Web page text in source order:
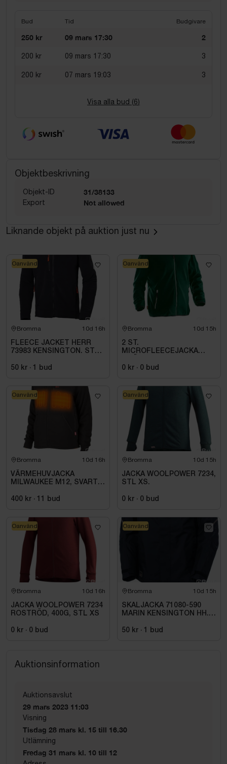
Bud Tid Budgivare
250 kr 09 mars 17:30 2
200 kr 09 mars 17:30 3
200 kr 07 mars 19:03 3
Visa alla bud (6)
Objektbeskrivning
Objekt-ID 31/38133
Export Not allowed
Liknande objekt på auktion just nu
Bromma 10d 16h
FLEECE JACKET HERR
73983 KENSINGTON. STL
50 kr · 1 bud
Oanvänd
Bromma 10d 15h
2 ST.
MICROFLEECEJACKA
WORKWEAR. STL M
0 kr · 0 bud
Oanvänd
Bromma 10d 16h
VÄRMEHUVJACKA
MILWAUKEE M12, SVART
400 kr · 11 bud
Oanvänd
Bromma 10d 15h
JACKA WOOLPOWER 7234,
STL XS.
0 kr · 0 bud
Oanvänd
Bromma 10d 16h
JACKA WOOLPOWER 7234
ROSTRÖD, 400G, STL XS
0 kr · 0 bud
Oanvänd
Bromma 10d 15h
SKALJACKA 71080-590
MARIN KENSINGTON HH.
50 kr · 1 bud
Oanvänd
Auktionsinformation
Auktionsavslut
29 mars 2023 11:03
Visning
Tisdag 28 mars kl. 15 till 16.30
Utlämning
Fredag 31 mars kl. 10 till 12